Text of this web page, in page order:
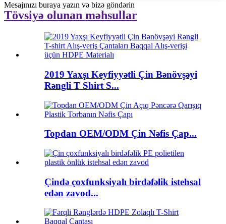
Mesajınızı buraya yazın və bizə göndərin
Tövsiyə olunan məhsullar
2019 Yaxşı Keyfiyyətli Çin Bənövşəyi
Rəngli T Shirt S...
Topdan OEM/ODM Çin Nəfis Çap...
Çində çoxfunksiyalı birdəfəlik istehsal
edən zavod...